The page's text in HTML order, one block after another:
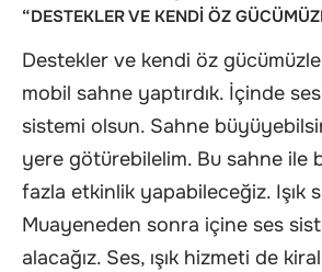
“DESTEKLER VE KENDİ ÖZ
Destekler ve kendi öz
mobil sahne yaptırdık. İçinde ses
sistemi olsun. Sahne
yere götürebilelim. Bu sahne ile
fazla etkinlik yapabileceğiz. Işık
Muayeneden sonra içine ses
alacağız. Ses, ışık hizmeti de